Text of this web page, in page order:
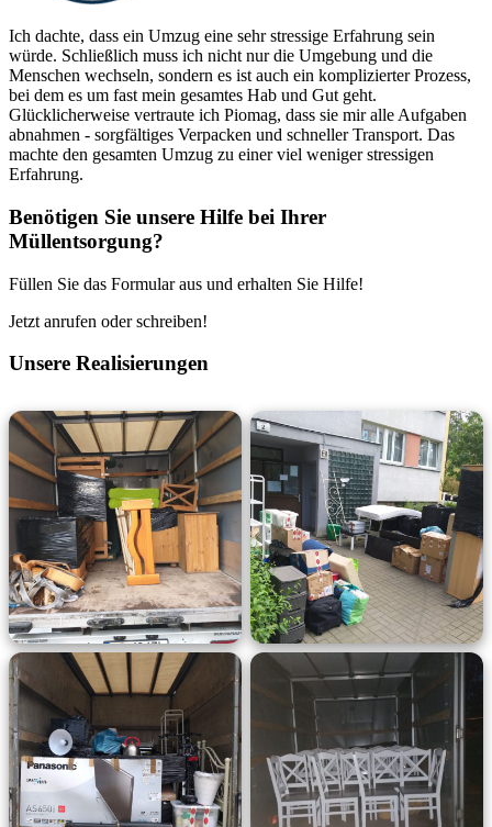
Ich dachte, dass ein Umzug eine sehr stressige Erfahrung sein
würde. Schließlich muss ich nicht nur die Umgebung und die
Menschen wechseln, sondern es ist auch ein komplizierter Prozess,
bei dem es um fast mein gesamtes Hab und Gut geht.
Glücklicherweise vertraute ich Piomag, dass sie mir alle Aufgaben
abnahmen - sorgfältiges Verpacken und schneller Transport. Das
machte den gesamten Umzug zu einer viel weniger stressigen
Erfahrung.
Benötigen Sie unsere Hilfe bei Ihrer
Müllentsorgung?
Füllen Sie das Formular aus und erhalten Sie Hilfe!
Jetzt anrufen oder schreiben!
Unsere Realisierungen